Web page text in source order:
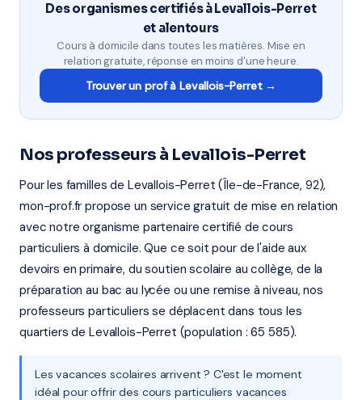
Des organismes certifiés à Levallois-Perret
et alentours
Cours à domicile dans toutes les matières. Mise en
relation gratuite, réponse en moins d'une heure.
Trouver un prof à Levallois-Perret →
Nos professeurs à Levallois-Perret
Pour les familles de Levallois-Perret (Île-de-France, 92),
mon-prof.fr propose un service gratuit de mise en relation
avec notre organisme partenaire certifié de cours
particuliers à domicile. Que ce soit pour de l'aide aux
devoirs en primaire, du soutien scolaire au collège, de la
préparation au bac au lycée ou une remise à niveau, nos
professeurs particuliers se déplacent dans tous les
quartiers de Levallois-Perret (population : 65 585).
Les vacances scolaires arrivent ? C'est le moment
idéal pour offrir des cours particuliers vacances